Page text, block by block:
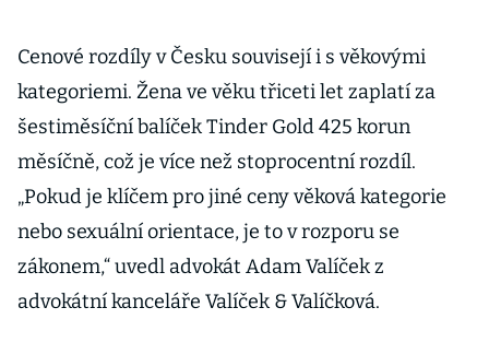
Cenové rozdíly v Česku souvisejí i s věkovými
kategoriemi. Žena ve věku třiceti let zaplatí za
šestiměsíční balíček Tinder Gold 425 korun
měsíčně, což je více než stoprocentní rozdíl.
„Pokud je klíčem pro jiné ceny věková kategorie
nebo sexuální orientace, je to v rozporu se
zákonem,“ uvedl advokát Adam Valíček z
advokátní kanceláře Valíček & Valíčková.